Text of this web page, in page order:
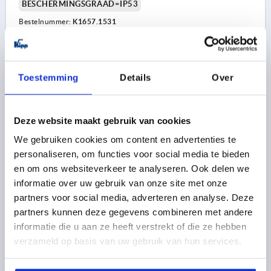
Toestemming Details Over
Deze website maakt gebruik van cookies
We gebruiken cookies om content en advertenties te
personaliseren, om functies voor social media te bieden
en om ons websiteverkeer te analyseren. Ook delen we
informatie over uw gebruik van onze site met onze
partners voor social media, adverteren en analyse. Deze
partners kunnen deze gegevens combineren met andere
informatie die u aan ze heeft verstrekt of die ze hebben
verzameld op basis van uw gebruik van hun services.
1) Draaimomentsteun
2) Draadstift M3 (2x 120°)
3) Min. benodigde ruimte voor vervanging van
batterijen zonder demontage.
4) 2x M5/7 diep
5) Contactgedeelte
6) Aardaansluiting voor platte stekker 6.3 of
BESCHERMINGSGRAAD=IP53
Bestelnummer: K1657.1531
406,44 €
SLAGENTELLER IO-LINK, VORM:B MET MAGNETISCHE
AFTASTING, IP65 48X50,3X68,4, KUNSTSTOF ZWART
RAL9005, UN3091 KL. GEVAARL. STOFF. 9
BESCHERMINGSGRAAD=IP65